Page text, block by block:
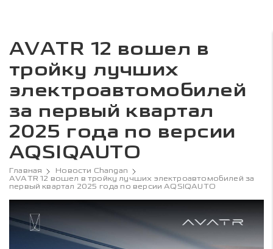
AVATR 12 вошел в
тройку лучших
электроавтомобилей
за первый квартал
2025 года по версии
AQSIQAUTO
Главная
Новости Changan
AVATR 12 вошел в тройку лучших электроавтомобилей за
первый квартал 2025 года по версии AQSIQAUTO